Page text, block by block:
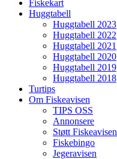
Fiskekart
Huggtabell
Huggtabell 2023
Huggtabell 2022
Huggtabell 2021
Huggtabell 2020
Huggtabell 2019
Huggtabell 2018
Turtips
Om Fiskeavisen
TIPS OSS
Annonsere
Støtt Fiskeavisen
Fiskebingo
Jegeravisen